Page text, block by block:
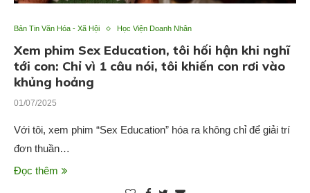
Bản Tin Văn Hóa - Xã Hội Học Viện Doanh Nhân
Xem phim Sex Education, tôi hối hận khi nghĩ
tới con: Chỉ vì 1 câu nói, tôi khiến con rơi vào
khủng hoảng
01/07/2025
Với tôi, xem phim “Sex Education” hóa ra không chỉ để giải trí
đơn thuần…
Đọc thêm